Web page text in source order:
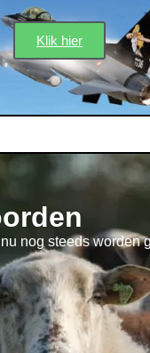
Klik hier
nog steeds worden